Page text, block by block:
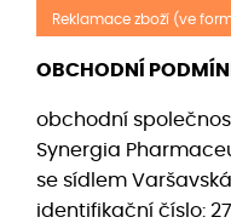
Reklamace zboží (ve
OBCHODNÍ
obchodní
Synergia
se sídlem
identifikační číslo: